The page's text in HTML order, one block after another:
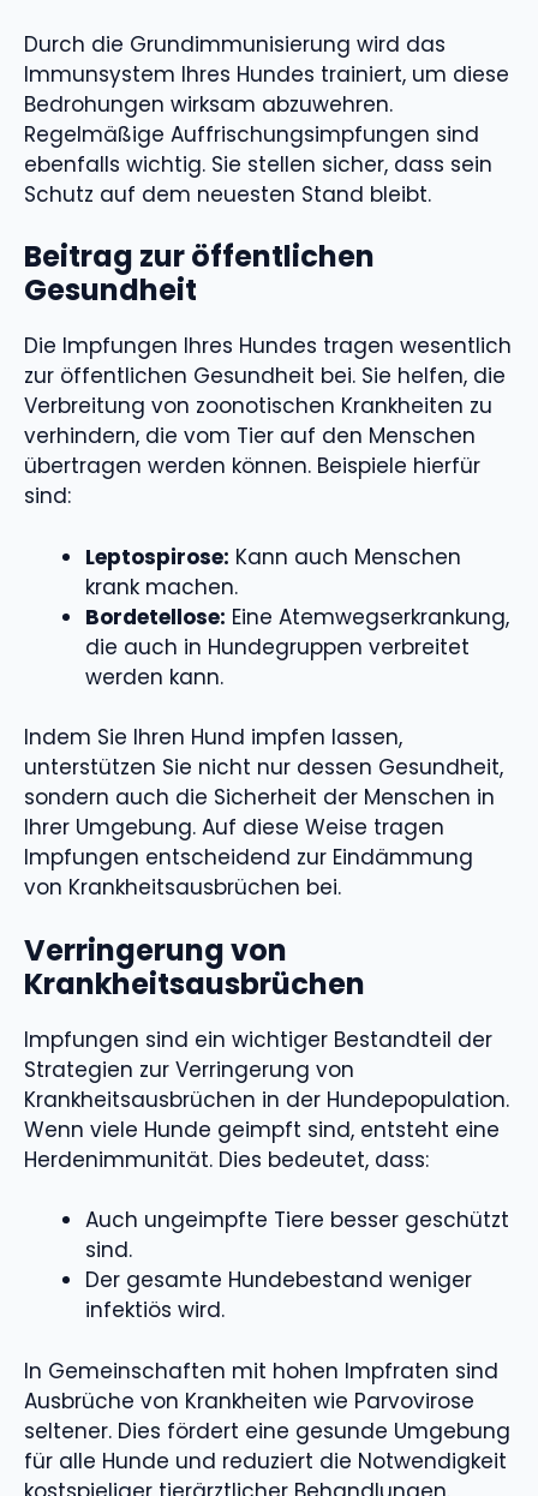
Durch die Grundimmunisierung wird das
Immunsystem Ihres Hundes trainiert, um diese
Bedrohungen wirksam abzuwehren.
Regelmäßige Auffrischungsimpfungen sind
ebenfalls wichtig. Sie stellen sicher, dass sein
Schutz auf dem neuesten Stand bleibt.
Beitrag zur öffentlichen
Gesundheit
Die Impfungen Ihres Hundes tragen wesentlich
zur öffentlichen Gesundheit bei. Sie helfen, die
Verbreitung von zoonotischen Krankheiten zu
verhindern, die vom Tier auf den Menschen
übertragen werden können. Beispiele hierfür
sind:
Leptospirose: Kann auch Menschen
krank machen.
Bordetellose: Eine Atemwegserkrankung,
die auch in Hundegruppen verbreitet
werden kann.
Indem Sie Ihren Hund impfen lassen,
unterstützen Sie nicht nur dessen Gesundheit,
sondern auch die Sicherheit der Menschen in
Ihrer Umgebung. Auf diese Weise tragen
Impfungen entscheidend zur Eindämmung
von Krankheitsausbrüchen bei.
Verringerung von
Krankheitsausbrüchen
Impfungen sind ein wichtiger Bestandteil der
Strategien zur Verringerung von
Krankheitsausbrüchen in der Hundepopulation.
Wenn viele Hunde geimpft sind, entsteht eine
Herdenimmunität. Dies bedeutet, dass:
Auch ungeimpfte Tiere besser geschützt
sind.
Der gesamte Hundebestand weniger
infektiös wird.
In Gemeinschaften mit hohen Impfraten sind
Ausbrüche von Krankheiten wie Parvovirose
seltener. Dies fördert eine gesunde Umgebung
für alle Hunde und reduziert die Notwendigkeit